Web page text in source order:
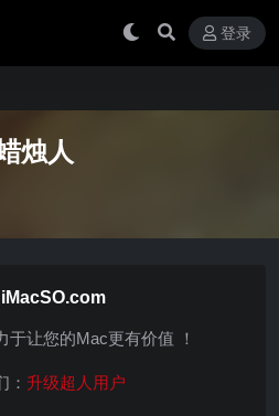
登录
烛人
于让您的Mac更有价值 ！
： 升级超人用户